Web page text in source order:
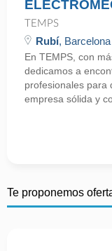
TEMPS
Rubí, Barcelona
En TEMPS, con
dedicamos a
profesionales para
empresa sólida y
Te proponemos